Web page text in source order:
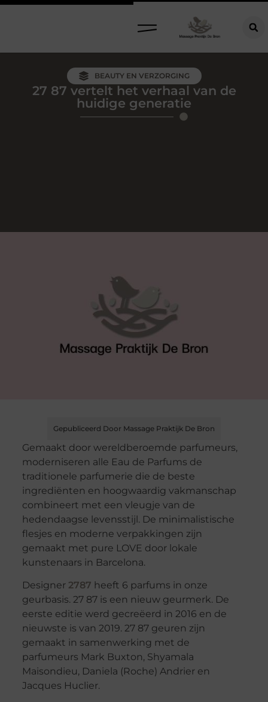
BEAUTY EN VERZORGING
27 87 vertelt het verhaal van de
huidige generatie
Gepubliceerd Door Massage Praktijk De Bron
Gemaakt door wereldberoemde parfumeurs,
moderniseren alle Eau de Parfums de
traditionele parfumerie die de beste
ingrediënten en hoogwaardig vakmanschap
combineert met een vleugje van de
hedendaagse levensstijl. De minimalistische
flesjes en moderne verpakkingen zijn
gemaakt met pure LOVE door lokale
kunstenaars in Barcelona.
Designer 2787 heeft 6 parfums in onze
geurbasis. 27 87 is een nieuw geurmerk. De
eerste editie werd gecreëerd in 2016 en de
nieuwste is van 2019. 27 87 geuren zijn
gemaakt in samenwerking met de
parfumeurs Mark Buxton, Shyamala
Maisondieu, Daniela (Roche) Andrier en
Jacques Huclier.